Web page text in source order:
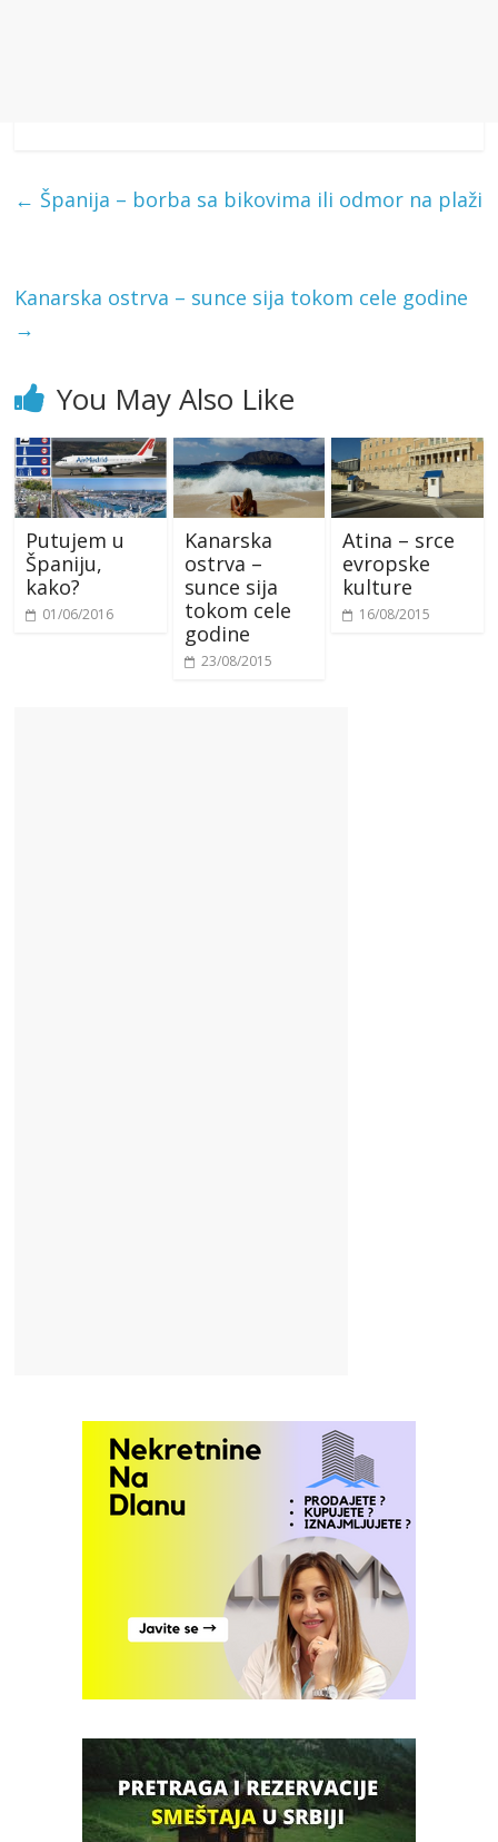
← Španija – borba sa bikovima ili odmor na plaži
Kanarska ostrva – sunce sija tokom cele godine
→
You May Also Like
Putujem u
Španiju,
kako?
01/06/2016
Kanarska
ostrva –
sunce sija
tokom cele
godine
23/08/2015
Atina – srce
evropske
kulture
16/08/2015